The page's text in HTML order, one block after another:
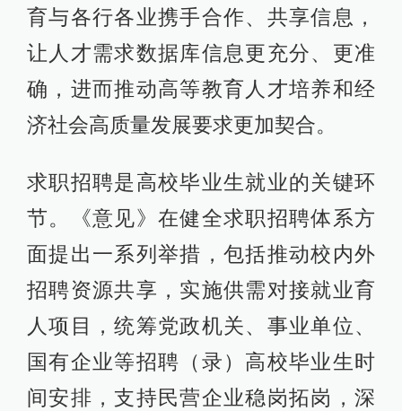
育与各行各业携手合作、共享信息，
让人才需求数据库信息更充分、更准
确，进而推动高等教育人才培养和经
济社会高质量发展要求更加契合。
求职招聘是高校毕业生就业的关键环
节。《意见》在健全求职招聘体系方
面提出一系列举措，包括推动校内外
招聘资源共享，实施供需对接就业育
人项目，统筹党政机关、事业单位、
国有企业等招聘（录）高校毕业生时
间安排，支持民营企业稳岗拓岗，深